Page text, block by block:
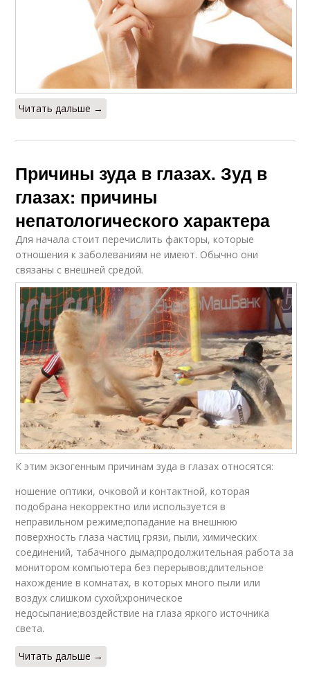
Читать дальше →
Причины зуда в глазах. Зуд в
глазах: причины
непатологического характера
Для начала стоит перечислить факторы, которые
отношения к заболеваниям не имеют. Обычно они
связаны с внешней средой.
К этим экзогенным причинам зуда в глазах относятся:
ношение оптики, очковой и контактной, которая
подобрана некорректно или используется в
неправильном режиме;попадание на внешнюю
поверхность глаза частиц грязи, пыли, химических
соединений, табачного дыма;продолжительная работа за
монитором компьютера без перерывов;длительное
нахождение в комнатах, в которых много пыли или
воздух слишком сухой;хроническое
недосыпание;воздействие на глаза яркого источника
света.
Читать дальше →